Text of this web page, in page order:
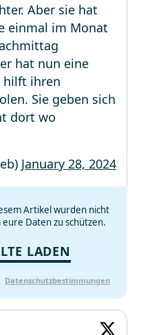
Aber sie hat
einmal im Monat
hat nun eine
hilft ihren
Sie geben sich
dort wo
January 28, 2024
Artikel wurden nicht
Daten zu schützen.
LADEN
Datenschutzbestimmungen